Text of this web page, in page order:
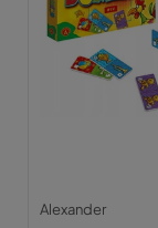
Alexander